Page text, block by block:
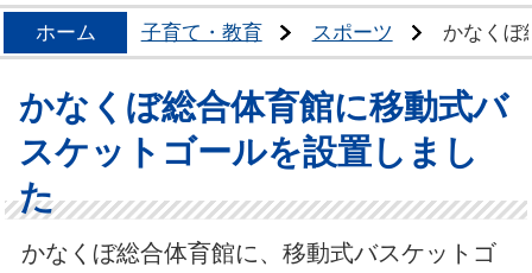
ホーム 子育て・教育 スポーツ かなくぼ
かなくぼ総合体育館に移動式バ
スケットゴールを設置しまし
た
かなくぼ総合体育館に、移動式バスケットゴ